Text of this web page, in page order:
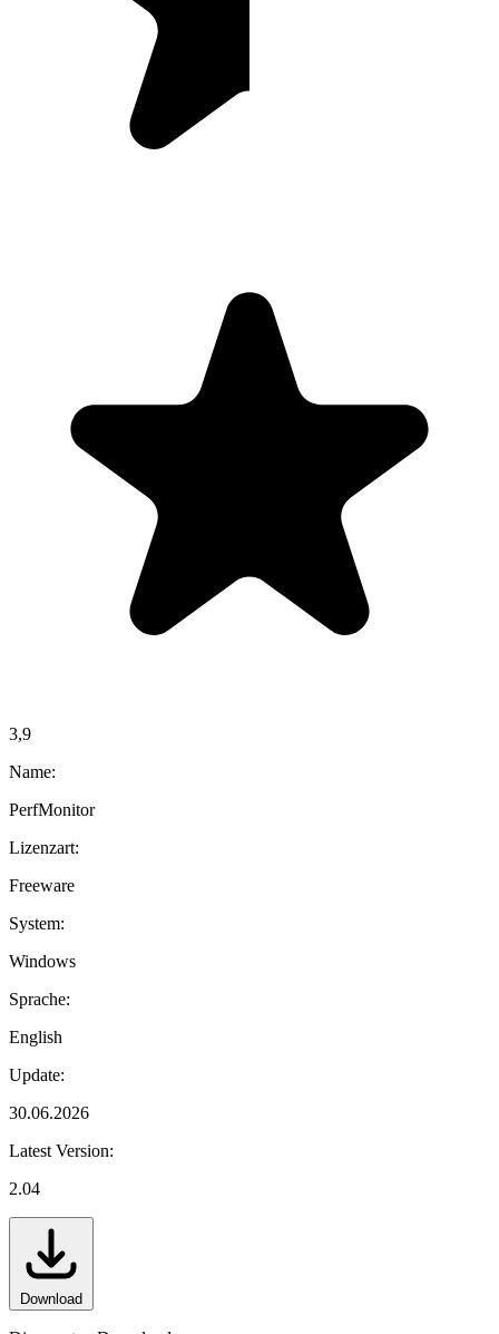
3,9
Name:
PerfMonitor
Lizenzart:
Freeware
System:
Windows
Sprache:
English
Update:
30.06.2026
Latest Version:
2.04
Download